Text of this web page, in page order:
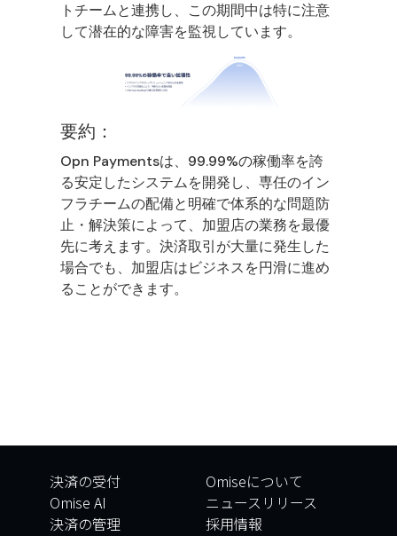
トチームと連携し、この期間中は特に注意
して潜在的な障害を監視しています。
要約：
Opn Paymentsは、99.99%の稼働率を誇
る安定したシステムを開発し、専任のイン
フラチームの配備と明確で体系的な問題防
止・解決策によって、加盟店の業務を最優
先に考えます。決済取引が大量に発生した
場合でも、加盟店はビジネスを円滑に進め
ることができます。
決済の受付
Omise AI
決済の管理
Omiseについて
ニュースリリース
採用情報